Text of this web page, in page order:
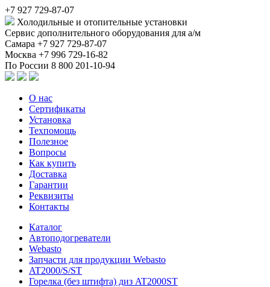
+7 927 729-87-07
Холодильные и отопительные установки
Сервис дополнительного оборудования для а/м
Самара +7 927 729-87-07
Москва +7 996 729-16-82
По России 8 800 201-10-94
О нас
Сертификаты
Установка
Техпомощь
Полезное
Вопросы
Как купить
Доставка
Гарантии
Реквизиты
Контакты
Каталог
Автоподогреватели
Webasto
Запчасти для продукции Webasto
AT2000/S/ST
Горелка (без штифта) диз AT2000ST